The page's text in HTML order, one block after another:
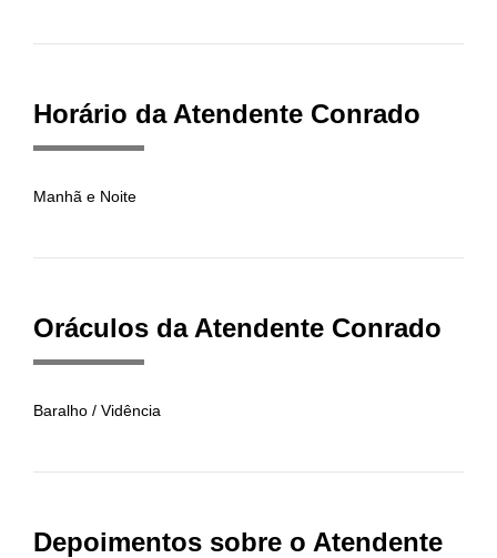
Horário da Atendente Conrado
Manhã e Noite
Oráculos da Atendente Conrado
Baralho / Vidência
Depoimentos sobre o Atendente